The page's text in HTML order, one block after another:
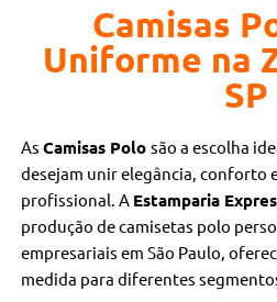
Camisas
Uniforme na
SP
AsCamisas Polosão a escolha
desejam unir elegância, conforto
profissional. A Estamparia
produção de camisetas polo
empresariais em São Paulo,
medida para diferentes